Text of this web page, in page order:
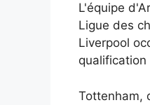
L'équipe
Ligue des
Liverpool
Tottenham,